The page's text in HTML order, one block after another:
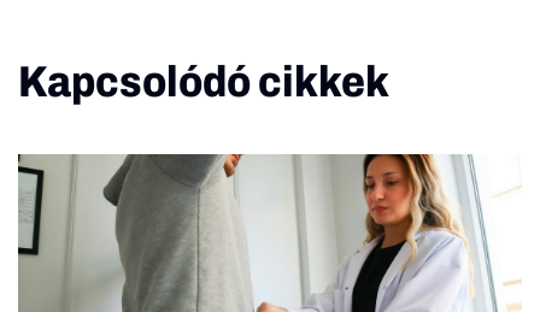
Kapcsolódó cikkek